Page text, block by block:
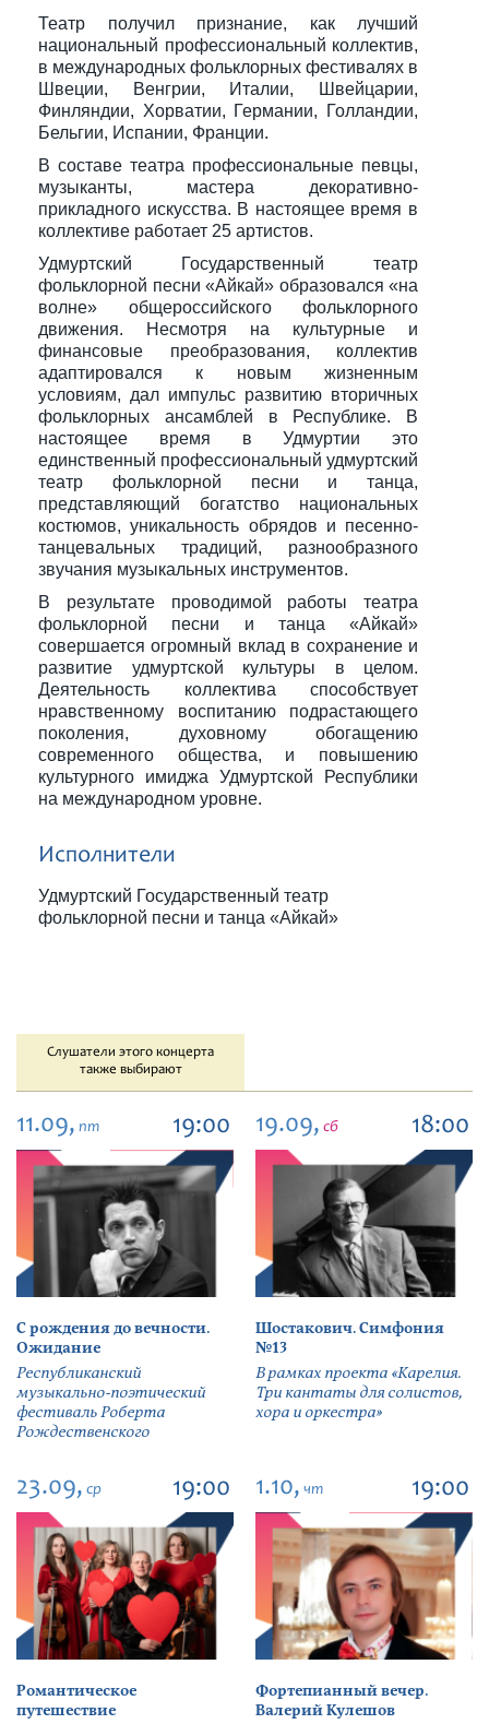
Театр получил признание, как лучший
национальный профессиональный коллектив,
в международных фольклорных фестивалях в
Швеции, Венгрии, Италии, Швейцарии,
Финляндии, Хорватии, Германии, Голландии,
Бельгии, Испании, Франции.
В составе театра профессиональные певцы,
музыканты, мастера декоративно-
прикладного искусства. В настоящее время в
коллективе работает 25 артистов.
Удмуртский Государственный театр
фольклорной песни «Айкай» образовался «на
волне» общероссийского фольклорного
движения. Несмотря на культурные и
финансовые преобразования, коллектив
адаптировался к новым жизненным
условиям, дал импульс развитию вторичных
фольклорных ансамблей в Республике. В
настоящее время в Удмуртии это
единственный профессиональный удмуртский
театр фольклорной песни и танца,
представляющий богатство национальных
костюмов, уникальность обрядов и песенно-
танцевальных традиций, разнообразного
звучания музыкальных инструментов.
В результате проводимой работы театра
фольклорной песни и танца «Айкай»
совершается огромный вклад в сохранение и
развитие удмуртской культуры в целом.
Деятельность коллектива способствует
нравственному воспитанию подрастающего
поколения, духовному обогащению
современного общества, и повышению
культурного имиджа Удмуртской Республики
на международном уровне.
Исполнители
Удмуртский Государственный театр
фольклорной песни и танца «Айкай»
Слушатели этого концерта
также выбирают
11.09, пт 19:00
С рождения до вечности.
Ожидание
Республиканский
музыкально-поэтический
фестиваль Роберта
Рождественского
19.09, сб 18:00
Шостакович. Симфония
№13
В рамках проекта «Карелия.
Три кантаты для солистов,
хора и оркестра»
23.09, ср 19:00
Романтическое
путешествие
1.10, чт 19:00
Фортепианный вечер.
Валерий Кулешов